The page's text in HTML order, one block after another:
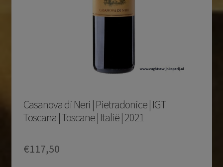
Casanova di Neri | Pietradonice | IGT
Toscana | Toscane | Italië | 2021
€117,50